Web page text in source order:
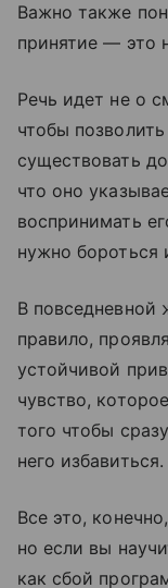
Важно также
принятие — это
Речь идет не о
чтобы
существовать
что оно
воспринимать
нужно бороться
В повседневной
правило,
устойчивой
чувство,
того чтобы
него избавиться.
Все это,
но если вы
как сбой